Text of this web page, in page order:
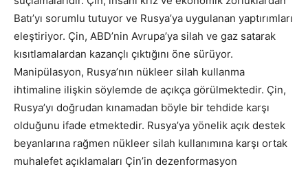
Batı’yı sorumlu tutuyor ve Rusya’ya uygulanan yaptırımları
eleştiriyor. Çin, ABD’nin Avrupa’ya silah ve gaz satarak
kısıtlamalardan kazançlı çıktığını öne sürüyor.
Manipülasyon, Rusya’nın nükleer silah kullanma
ihtimaline ilişkin söylemde de açıkça görülmektedir. Çin,
Rusya’yı doğrudan kınamadan böyle bir tehdide karşı
olduğunu ifade etmektedir. Rusya’ya yönelik açık destek
beyanlarına rağmen nükleer silah kullanımına karşı ortak
muhalefet açıklamaları Çin’in dezenformasyon